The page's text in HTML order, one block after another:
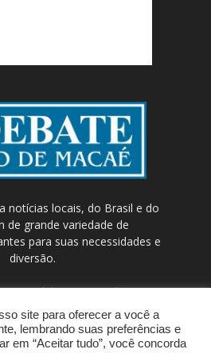
notícias locais, do Brasil e do
de grande variedade de
para suas necessidades e
diversão.
/
site para oferecer a você a
lembrando suas preferências e
em “Aceitar tudo”, você concorda